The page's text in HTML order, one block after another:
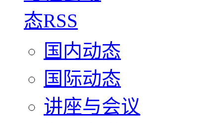
国内动态
国际动态
讲座与会议